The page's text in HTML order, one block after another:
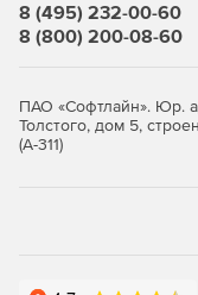
8 (495) 232-00-60
8 (800) 200-08-60
ПАО «Софтлайн». Юр.
Толстого, дом 5,
(А-311)